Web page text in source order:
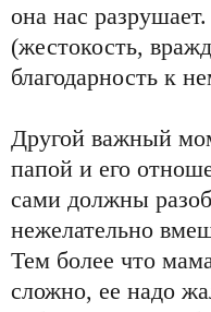
она нас
(жестокость,
благодарность к
Другой важный
папой и его
сами должны
нежелательно
Тем более что
сложно, ее надо